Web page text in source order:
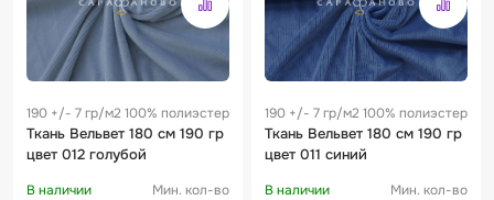
190 +/- 7 гр/м2 100% полиэстер
Ткань Вельвет 180 см 190 гр
цвет 012 голубой
В наличии
Мин. кол-во
190 +/- 7 гр/м2 100% полиэстер
Ткань Вельвет 180 см 190 гр
цвет 011 синий
В наличии
Мин. кол-во